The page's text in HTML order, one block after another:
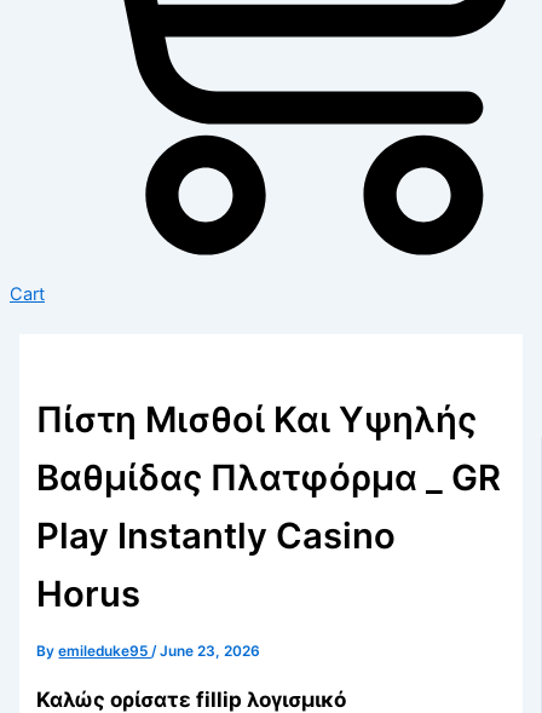
Cart
Πίστη Μισθοί Και Υψηλής
Βαθμίδας Πλατφόρμα _ GR
Play Instantly Casino
Horus
Byemileduke95 /June 23, 2026
Καλώς ορίσατε fillip λογισμικό